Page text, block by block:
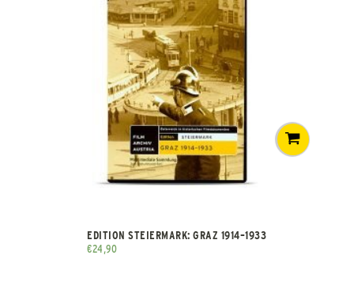
EDITION STEIERMARK: GRAZ 1914–1933
€24,90